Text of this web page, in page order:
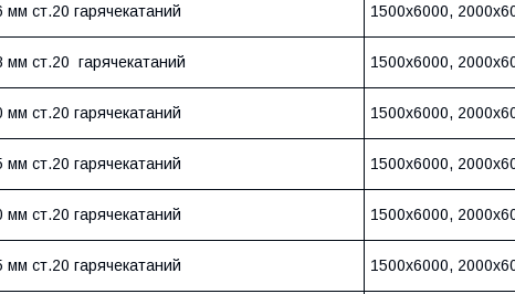
мм ст.20 гарячекатаний 1500х6000,
мм ст.20 гарячекатаний 1500х6000,
мм ст.20 гарячекатаний 1500х6000,
мм ст.20 гарячекатаний 1500х6000,
мм ст.20 гарячекатаний 1500х6000,
мм ст.20 гарячекатаний 1500х6000,